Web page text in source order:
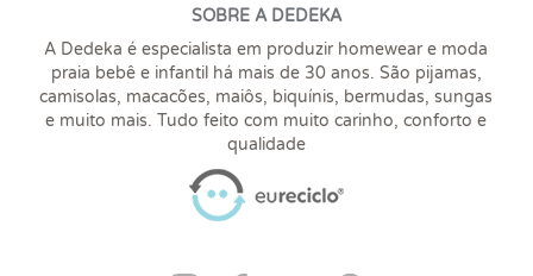
SOBRE A DEDEKA
A Dedeka é especialista em produzir homewear e moda
praia bebê e infantil há mais de 30 anos. São pijamas,
camisolas, macacões, maiôs, biquínis, bermudas, sungas
e muito mais. Tudo feito com muito carinho, conforto e
qualidade